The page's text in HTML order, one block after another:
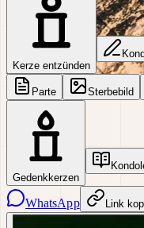
Kerze entzünden
Parte Sterbebild
Gedenkkerzen
WhatsApp Link